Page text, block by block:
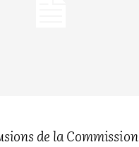
de la Commission